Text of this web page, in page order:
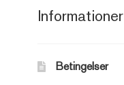
Informationer
Betingelser